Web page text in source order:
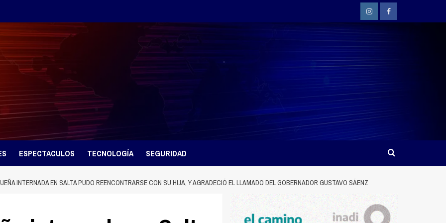
InstagramFacebook
ESPECTACULOS TECNOLOGÍA SEGURIDAD
INTERNADA EN SALTA PUDO REENCONTRARSE CON SU HIJA, Y AGRADECIÓ EL LLAMADO DEL GOBERNADOR GUSTAVO SÁENZ